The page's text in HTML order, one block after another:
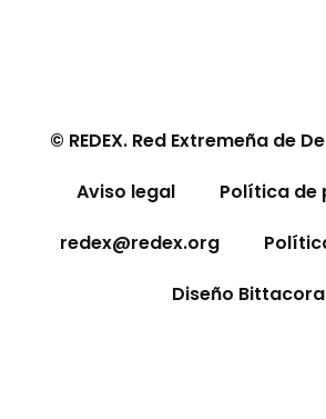
© REDEX. Red Extremeña de
Aviso legal
Política de
redex@redex.org
Diseño Bittacora